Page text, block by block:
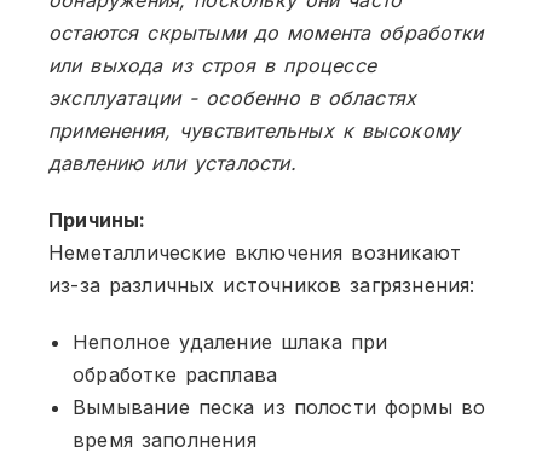
остаются скрытыми до момента обработки
или выхода из строя в процессе
эксплуатации - особенно в областях
применения, чувствительных к высокому
давлению или усталости.
Причины:
Неметаллические включения возникают
из-за различных источников загрязнения:
Неполное удаление шлака при
обработке расплава
Вымывание песка из полости формы во
время заполнения